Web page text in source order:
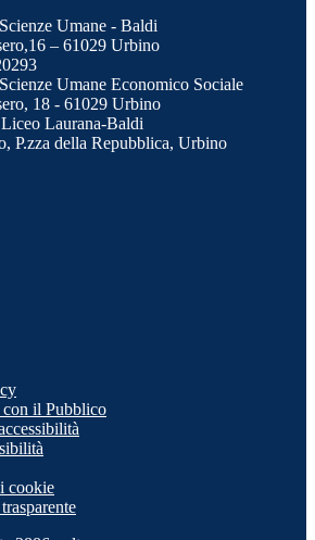
Umane - Baldi
– 61029 Urbino
Umane Economico Sociale
18 - 61029 Urbino
Liceo Laurana-Baldi
P.zza della Repubblica, Urbino
il Pubblico
cookie